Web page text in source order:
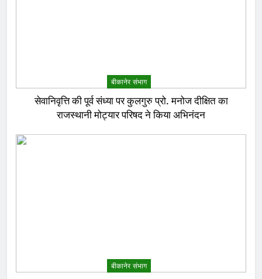
बीकानेर संभाग
सेवानिवृत्ति की पूर्व संध्या पर कुलगुरु प्रो. मनोज दीक्षित का
राजस्थानी मोट्यार परिषद ने किया अभिनंदन
बीकानेर संभाग